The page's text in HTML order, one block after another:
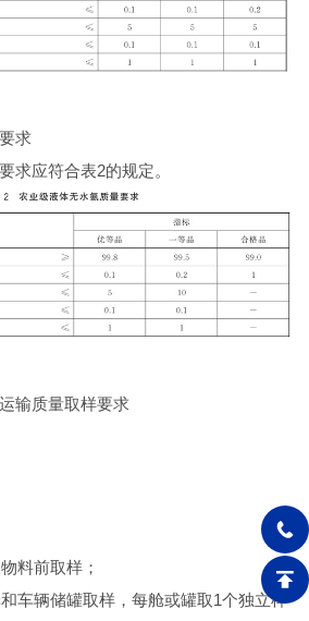
求
求应符合表2的规定。
输质量取样要求
料前取样；
车辆储罐取样，每舱或罐取1个独立样